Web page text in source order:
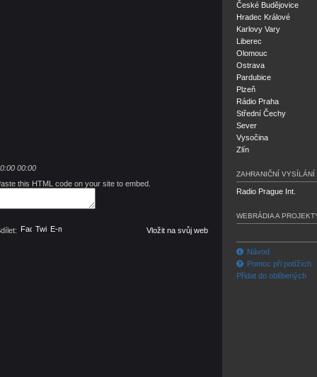
00:00
this HTML code on your site to embed.
Facebook
TwitterE-mail Vložit na svůj web
České Budějovice
Hradec Králové
Karlovy Vary
Liberec
Olomouc
Ostrava
Pardubice
Plzeň
Rádio Praha
Střední Čechy
Sever
Vysočina
Zlín
ZAHRANIČNÍ VYSÍLÁNÍ
Radio Prague Int.
WEBRÁDIA A
Návod
Pomoc při potížích
Přidat do oblíbených